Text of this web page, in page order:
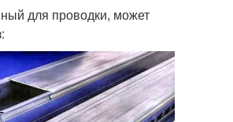
для проводки, может